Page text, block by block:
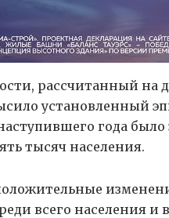
рассчитанный на
установленный
года было
тысяч населения.
всего населения и